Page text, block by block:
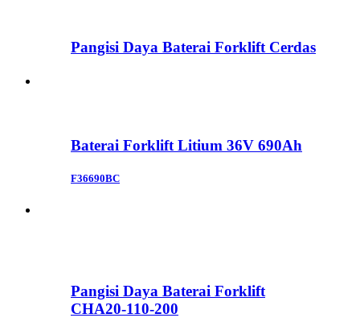
Pangisi Daya Baterai Forklift Cerdas
Baterai Forklift Litium 36V 690Ah
F36690BC
Pangisi Daya Baterai Forklift
CHA20-110-200